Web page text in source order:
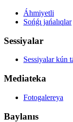
Áhmiyetli
Sońǵı jańalıqlar
Sessiyalar
Sessiyalar kún
Mediateka
Fotogalereya
Baylanıs